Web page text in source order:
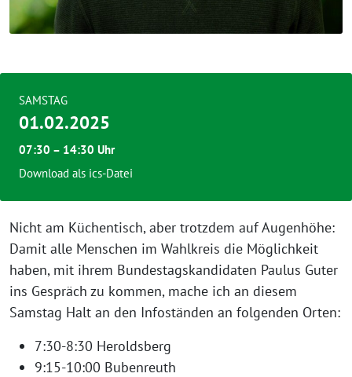
Nicht am Küchentisch, aber trotzdem auf Augenhöhe:
Damit alle Menschen im Wahlkreis die Möglichkeit
haben, mit ihrem Bundestagskandidaten Paulus Guter
ins Gespräch zu kommen, mache ich an diesem
Samstag Halt an den Infoständen an folgenden Orten:
7:30-8:30 Heroldsberg
9:15-10:00 Bubenreuth
SAMSTAG
01.02.2025
07:30 – 14:30 Uhr
Download als ics-Datei